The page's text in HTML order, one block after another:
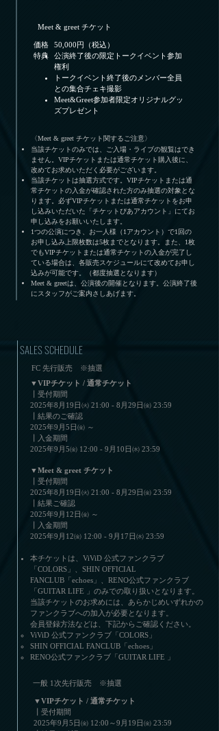
Meet & greet チケット
価格
​特典
50,000円（税込）
公演終了後の限定トークイベント参加
権利
トークイベント終了後のメンバー全員
との集合チェキ撮影
Meet&Greet参加者限定オリジナルグッ
ズプレゼント
〈Meet & greet チケット関するご注意〉
当該チケットのみでは、ご入場・ライブの観覧はでき
ません。VIPチケットまたは通常チケット購入後に、
改めてお求めいただく必要がございます。
当該チケットは抽選方式です。VIPチケットまたは通
常チケットの入金が確認された方のみ抽選の対象とな
ります。必ずVIPチケットまたは通常チケットをお申
し込みいただいた「チケットぴあアカウント」にてお
申し込みをお願いいたします。
1つの公演につき、お一人様（1アカウント）で1回の
お申し込み上限枚数は5枚までとなります。また、1枚
でもVIPチケットまたは通常チケットの入金が完了し
ている場合は、各販売スケジュールにて改めてお申し
込みが可能です。（都度抽選となります）
Meet & greetは、公演後の開催となります。公演終了後
にスタッフがご案内さしあげます。
SALES SCHEDULE
FC 先行販売 ※抽選
▼VIPチケット / 通常チケット
┃受付期間
2025年8月19日㈫ 21:00 - 8月29日㈮ 23:59
┃結果のご確認
2025年9月5日㈮ ～
┃入金期間
2025年9月5㈮ 12:00 - 9月10日㈬ 23:59
▼Meet & greet チケット
┃受付期間
2025年8月19日㈫ 21:00 - 8月29日㈮ 23:59
┃結果ご確認
2025年9月12日㈮ ～
┃入金期間
2025年9月12㈮ 12:00 - 9月17日㈬ 23:59
本チケットは、ViViD 公式ファンクラブ
「COLORS」、SHIN OFFICIAL
FANCLUB「echoes」、RENO公式ファンクラブ
「GUITAR LIFE 」のみでの取り扱いとなります。
当該チケットのお求めには、あらかじめいずれかの
ファンクラブへの加入が必要となります。
会員登録方法などは、下記からご確認ください。
ViViD 公式ファンクラブ「COLORS」
SHIN OFFICIAL FANCLUB「echoes」
RENO公式ファンクラブ「GUITAR LIFE 」
一般 1次先行販売 ※抽選
▼VIPチケット / 通常チケット
┃受付期間
2025年9月5日㈮ 12:00～9月19日㈮ 23:59